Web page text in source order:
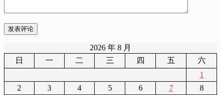
发表评论
2026 年 8 月
日
一 二 三 四 五
六
1
2
3 4 5 6 7
8